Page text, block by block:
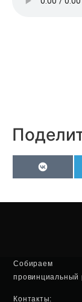
VK
Собираем
провинциальный
Контакты: